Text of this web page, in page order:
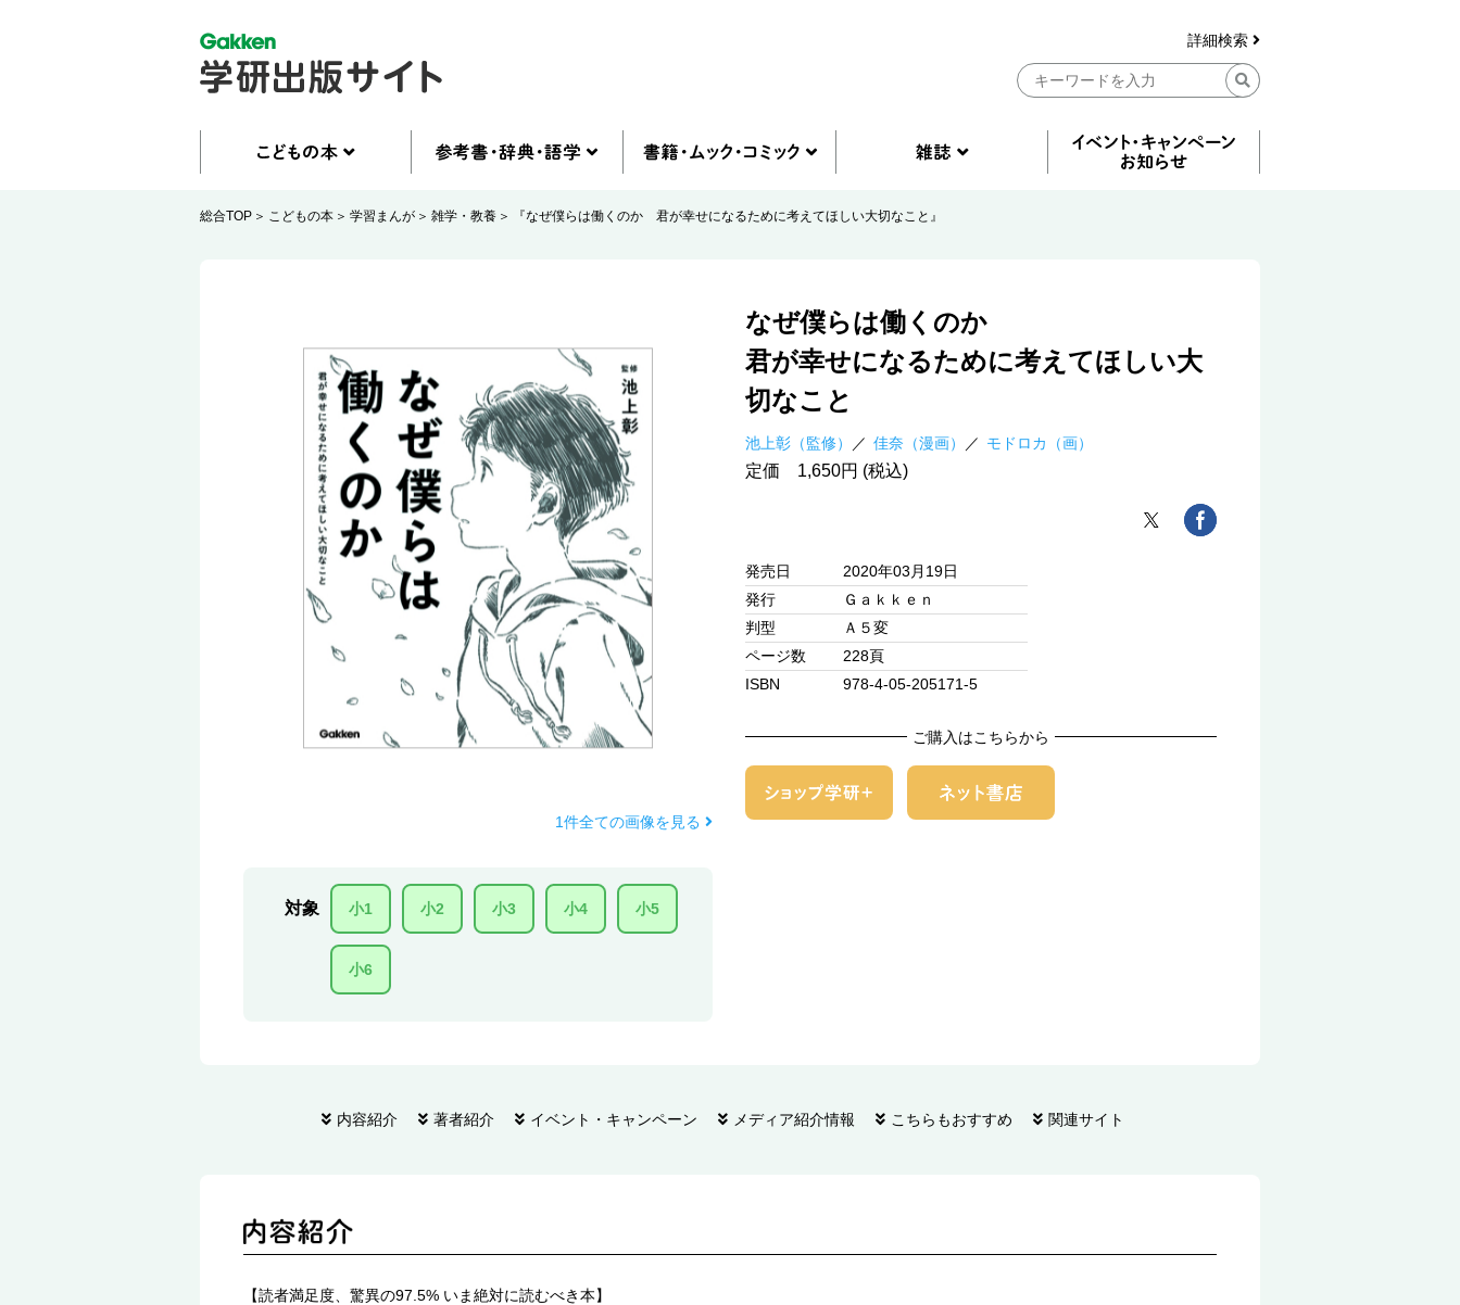
詳細検索
総合TOP こどもの本 学習まんが 雑学・教養 『なぜ僕らは働くのか 君が幸せになるために考えてほしい大切なこと』
1件全ての画像を見る
対象 小1 小2 小3 小4 小5
小6
なぜ僕らは働くのか
君が幸せになるために考えてほしい大
切なこと
池上彰（監修） 佳奈（漫画） モドロカ（画）
定価 1,650円 (税込)
発売日
2020年03月19日
発行
Ｇａｋｋｅｎ
判型
Ａ５変
ページ数
228頁
ISBN
978-4-05-205171-5
ご購入はこちらから
内容紹介 著者紹介 イベント・キャンペーン メディア紹介情報 こちらもおすすめ 関連サイト
【読者満足度、驚異の97.5% いま絶対に読むべき本】